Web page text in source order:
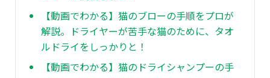
【動画でわかる】猫のブローの手順をプロが
解説。ドライヤーが苦手な猫のために、タオ
ルドライをしっかりと！
【動画でわかる】猫のドライシャンプーの手